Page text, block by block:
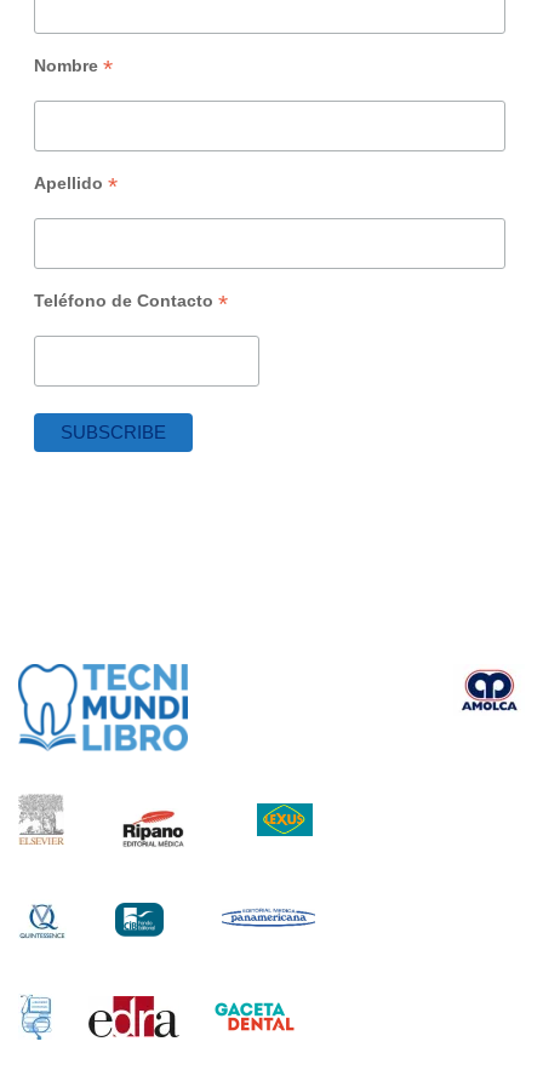
Nombre *
Apellido *
Teléfono de Contacto *